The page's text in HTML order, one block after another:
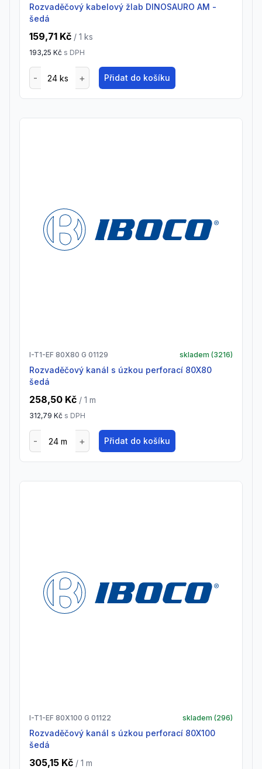
Rozvaděčový kabelový žlab DINOSAURO AM -
šedá
159,71 Kč / 1 ks
193,25 Kč s DPH
Přidat do košíku
I-T1-EF 80X80 G 01129 skladem (3216)
Rozvaděčový kanál s úzkou perforací 80X80
šedá
258,50 Kč / 1 m
312,79 Kč s DPH
Přidat do košíku
I-T1-EF 80X100 G 01122 skladem (296)
Rozvaděčový kanál s úzkou perforací 80X100
šedá
305,15 Kč / 1 m